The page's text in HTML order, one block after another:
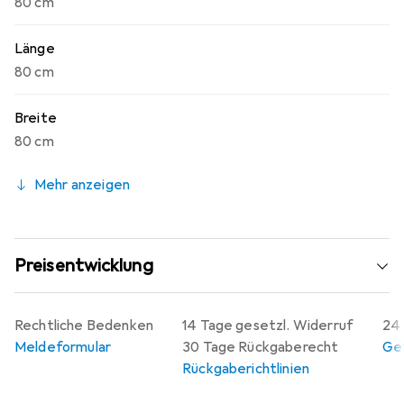
Länge
80 cm
Breite
80 cm
Mehr anzeigen
Preisentwicklung
14 Tage gesetzl. Widerruf
30 Tage Rückgaberecht
Rückgaberichtlinien
24
Rechtliche Bedenken
Meldeformular